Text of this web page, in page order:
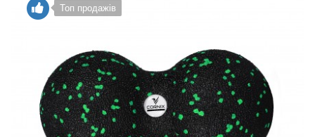
Топ продажів